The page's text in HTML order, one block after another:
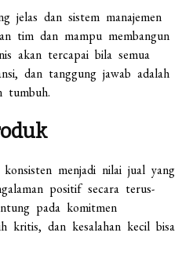
jelas dan sistem manajemen
tim dan mampu membangun
akan tercapai bila semua
dan tanggung jawab adalah
tumbuh.
menjadi nilai jual yang
positif secara terus-
pada komitmen
kritis, dan kesalahan kecil bisa